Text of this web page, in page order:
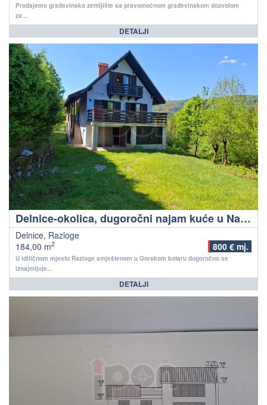
Prodajemo građevinsko zemljište sa pravomoćnom građevinskom dozvolom
za...
DETALJI
Delnice-okolica, dugoročni najam kuće u Nacionalnom parku Risnjak
Delnice, Razloge
184,00 m2 800 € mj.
U idiličnom mjestu Razloge smještenom u Gorskom kotaru dugoročno se
iznajmljuje...
DETALJI